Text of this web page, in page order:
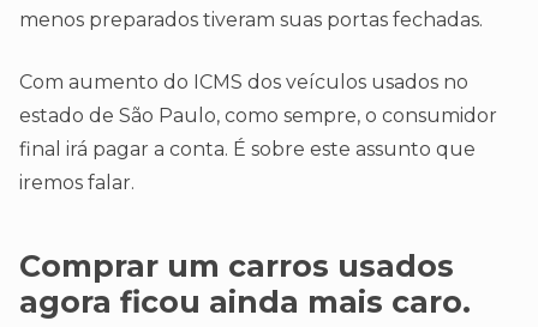
menos preparados tiveram suas portas fechadas.
Com aumento do ICMS dos veículos usados no
estado de São Paulo, como sempre, o consumidor
final irá pagar a conta. É sobre este assunto que
iremos falar.
Comprar um carros usados
agora ficou ainda mais caro.